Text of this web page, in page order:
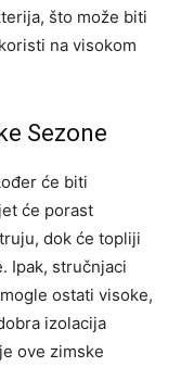
što može biti
na visokom
Sezone
će biti
će porast
dok će topliji
Ipak, stručnjaci
ostati visoke,
izolacija
ove zimske